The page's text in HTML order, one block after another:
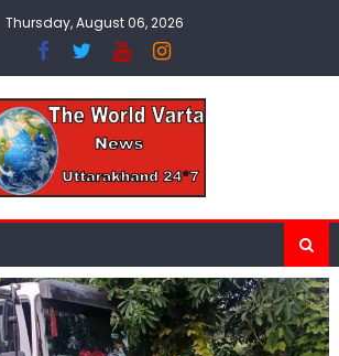
Thursday, August 06, 2026